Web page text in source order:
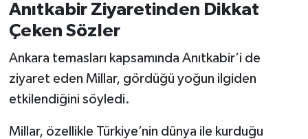
Anıtkabir Ziyaretinden Dikkat
Çeken Sözler
Ankara temasları kapsamında Anıtkabir’i de
ziyaret eden Millar, gördüğü yoğun ilgiden
etkilendiğini söyledi.
Millar, özellikle Türkiye’nin dünya ile kurduğu